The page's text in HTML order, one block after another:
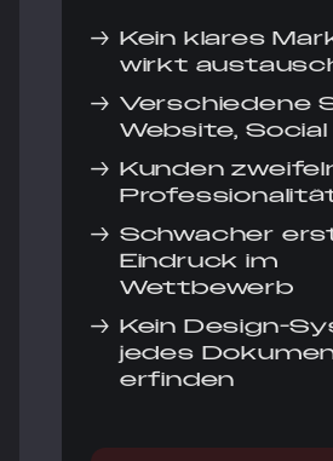
→ Kein klares
wirkt
→ Verschiedene
Website,
→ Kunden
→ Schwacher
Eindruck im
Wettbewerb
→ Kein Design-
jedes
erfinden